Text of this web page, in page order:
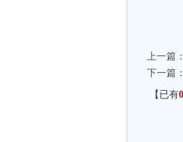
上一篇：
下一篇：
【已有0